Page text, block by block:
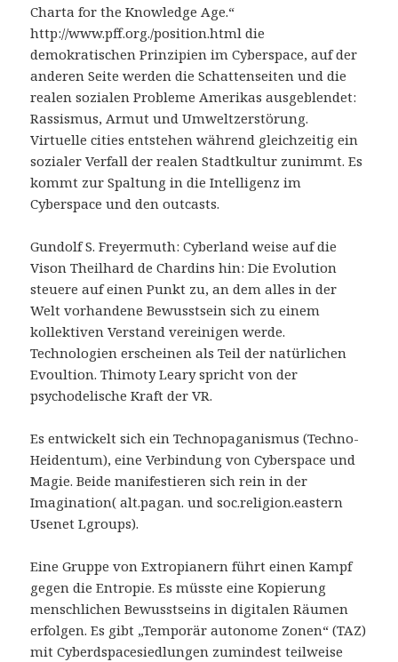
Charta for the Knowledge Age.“
http://www.pff.org./position.html die
demokratischen Prinzipien im Cyberspace, auf der
anderen Seite werden die Schattenseiten und die
realen sozialen Probleme Amerikas ausgeblendet:
Rassismus, Armut und Umweltzerstörung.
Virtuelle cities entstehen während gleichzeitig ein
sozialer Verfall der realen Stadtkultur zunimmt. Es
kommt zur Spaltung in die Intelligenz im
Cyberspace und den outcasts.
Gundolf S. Freyermuth: Cyberland weise auf die
Vison Theilhard de Chardins hin: Die Evolution
steuere auf einen Punkt zu, an dem alles in der
Welt vorhandene Bewusstsein sich zu einem
kollektiven Verstand vereinigen werde.
Technologien erscheinen als Teil der natürlichen
Evoultion. Thimoty Leary spricht von der
psychodelische Kraft der VR.
Es entwickelt sich ein Technopaganismus (Techno-
Heidentum), eine Verbindung von Cyberspace und
Magie. Beide manifestieren sich rein in der
Imagination( alt.pagan. und soc.religion.eastern
Usenet Lgroups).
Eine Gruppe von Extropianern führt einen Kampf
gegen die Entropie. Es müsste eine Kopierung
menschlichen Bewusstseins in digitalen Räumen
erfolgen. Es gibt „Temporär autonome Zonen“ (TAZ)
mit Cyberdspacesiedlungen zumindest teilweise